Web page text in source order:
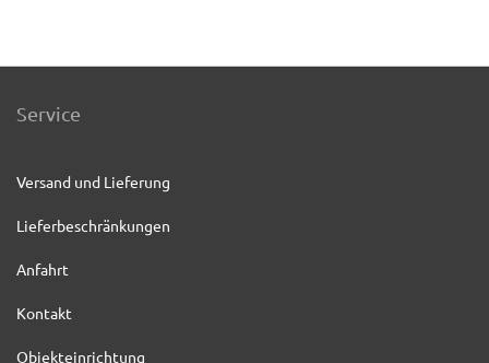
Service
Versand und Lieferung
Lieferbeschränkungen
Anfahrt
Kontakt
Objekteinrichtung